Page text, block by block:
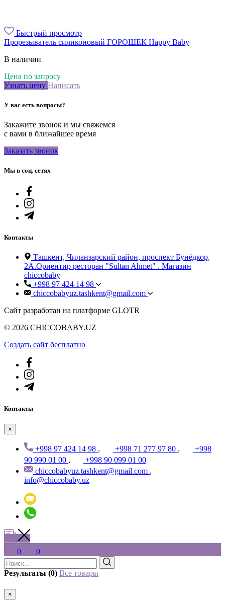
Быстрый просмотр
Прорезыватель силиконовый ГОРОШЕК Happy Baby
В наличии
Цена по запросу
Узнать цену Написать
У вас есть вопросы?
Закажите звонок и мы свяжемся
с вами в ближайшее время
Заказать звонок
Мы в соц. сетях
Контакты
Ташкент, Чиланзарский район, проспект Бунёдкор,
2А.Ориентир ресторан "Sultan Ahmet" . Магазин
chiccobaby
+998 97 424 14 98
chiccobabyuz.tashkent@gmail.com
Сайт разработан на платформе GLOTR
© 2026 CHICCOBABY.UZ
Создать cайт бесплатно
Контакты
×
+998 97 424 14 98 , +998 71 277 97 80 ,
+998
90 990 01 00 ,
+998 90 099 01 00
chiccobabyuz.tashkent@gmail.com ,
info@chiccobaby.uz
0 0
Результаты (0) Все товары
×